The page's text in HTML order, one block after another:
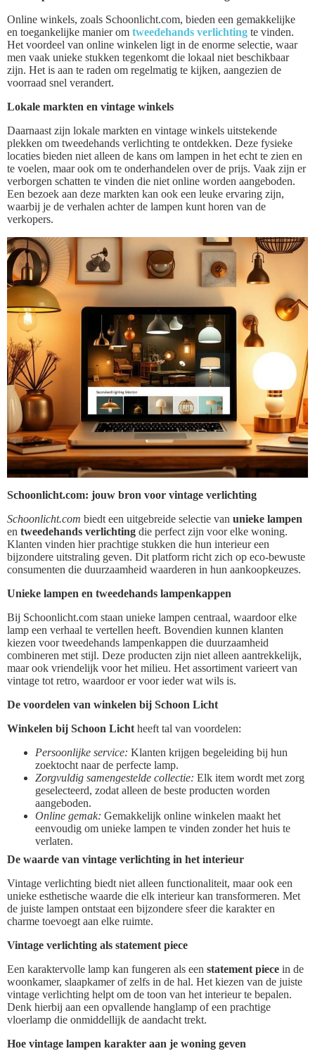
Online winkels, zoals Schoonlicht.com, bieden een gemakkelijke
en toegankelijke manier om tweedehands verlichting te vinden.
Het voordeel van online winkelen ligt in de enorme selectie, waar
men vaak unieke stukken tegenkomt die lokaal niet beschikbaar
zijn. Het is aan te raden om regelmatig te kijken, aangezien de
voorraad snel verandert.
Lokale markten en vintage winkels
Daarnaast zijn lokale markten en vintage winkels uitstekende
plekken om tweedehands verlichting te ontdekken. Deze fysieke
locaties bieden niet alleen de kans om lampen in het echt te zien en
te voelen, maar ook om te onderhandelen over de prijs. Vaak zijn er
verborgen schatten te vinden die niet online worden aangeboden.
Een bezoek aan deze markten kan ook een leuke ervaring zijn,
waarbij je de verhalen achter de lampen kunt horen van de
verkopers.
Schoonlicht.com: jouw bron voor vintage verlichting
Schoonlicht.com biedt een uitgebreide selectie van unieke lampen
en tweedehands verlichting die perfect zijn voor elke woning.
Klanten vinden hier prachtige stukken die hun interieur een
bijzondere uitstraling geven. Dit platform richt zich op eco-bewuste
consumenten die duurzaamheid waarderen in hun aankoopkeuzes.
Unieke lampen en tweedehands lampenkappen
Bij Schoonlicht.com staan unieke lampen centraal, waardoor elke
lamp een verhaal te vertellen heeft. Bovendien kunnen klanten
kiezen voor tweedehands lampenkappen die duurzaamheid
combineren met stijl. Deze producten zijn niet alleen aantrekkelijk,
maar ook vriendelijk voor het milieu. Het assortiment varieert van
vintage tot retro, waardoor er voor ieder wat wils is.
De voordelen van winkelen bij Schoon Licht
Winkelen bij Schoon Licht heeft tal van voordelen:
Persoonlijke service: Klanten krijgen begeleiding bij hun
zoektocht naar de perfecte lamp.
Zorgvuldig samengestelde collectie: Elk item wordt met zorg
geselecteerd, zodat alleen de beste producten worden
aangeboden.
Online gemak: Gemakkelijk online winkelen maakt het
eenvoudig om unieke lampen te vinden zonder het huis te
verlaten.
De waarde van vintage verlichting in het interieur
Vintage verlichting biedt niet alleen functionaliteit, maar ook een
unieke esthetische waarde die elk interieur kan transformeren. Met
de juiste lampen ontstaat een bijzondere sfeer die karakter en
charme toevoegt aan elke ruimte.
Vintage verlichting als statement piece
Een karaktervolle lamp kan fungeren als een statement piece in de
woonkamer, slaapkamer of zelfs in de hal. Het kiezen van de juiste
vintage verlichting helpt om de toon van het interieur te bepalen.
Denk hierbij aan een opvallende hanglamp of een prachtige
vloerlamp die onmiddellijk de aandacht trekt.
Hoe vintage lampen karakter aan je woning geven